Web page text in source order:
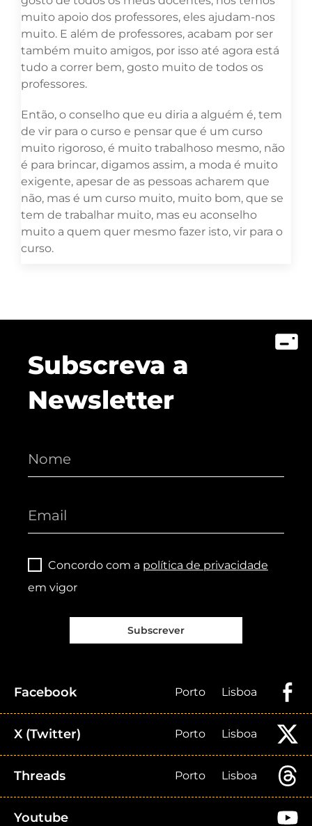
muito apoio dos professores, eles ajudam-nos
muito. E além de professores, acabam por ser
também muito amigos, por isso até agora está
tudo a correr bem, gosto muito de todos os
professores.
Então, o conselho que eu diria a alguém é, tem
de vir para o curso e pensar que é um curso
muito rigoroso, é muito trabalhoso mesmo, não
é para brincar, digamos assim, a moda é muito
exigente, apesar de as pessoas acharem que
não, mas é um curso muito, muito bom, que se
tem de trabalhar muito, mas eu aconselho
muito a quem quer mesmo fazer isto, vir para o
curso.
Subscreva a
Newsletter
Concordo com a política de privacidade
em vigor
Subscrever
Facebook Porto Lisboa
X (Twitter) Porto Lisboa
Threads Porto Lisboa
Youtube